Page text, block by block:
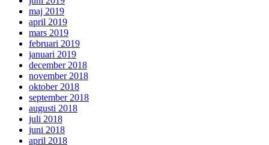
maj 2019
april 2019
mars 2019
februari 2019
januari 2019
december 2018
november 2018
oktober 2018
september 2018
augusti 2018
juli 2018
juni 2018
april 2018